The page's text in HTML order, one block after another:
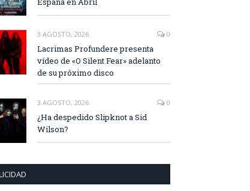
3 AGOSTO, 2026 0
Lacrimas Profundere presenta
vídeo de «O Silent Fear» adelanto
de su próximo disco
3 AGOSTO, 2026 0
¿Ha despedido Slipknot a Sid
Wilson?